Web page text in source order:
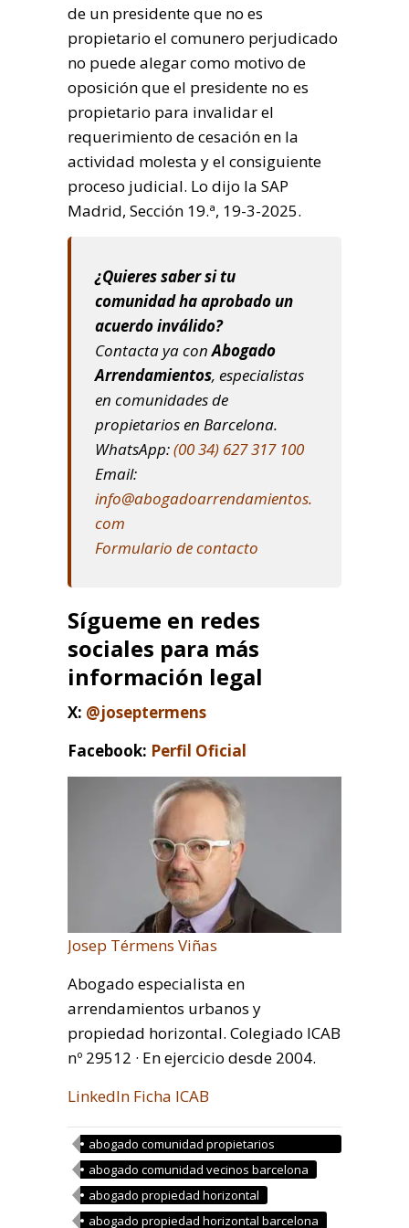
de un presidente que no es
propietario el comunero perjudicado
no puede alegar como motivo de
oposición que el presidente no es
propietario para invalidar el
requerimiento de cesación en la
actividad molesta y el consiguiente
proceso judicial. Lo dijo la SAP
Madrid, Sección 19.ª, 19-3-2025.
¿Quieres saber si tu
comunidad ha aprobado un
acuerdo inválido?
Contacta ya conAbogado
Arrendamientos, especialistas
en comunidades de
propietarios en Barcelona.
WhatsApp:(00 34) 627 317 100
Email:
info@abogadoarrendamientos.
com
Formulario de contacto
Sígueme en redes
sociales para más
información legal
X: @joseptermens
Facebook: Perfil Oficial
Josep Térmens Viñas
Abogado especialista en
arrendamientos urbanos y
propiedad horizontal. Colegiado ICAB
nº 29512 · En ejercicio desde 2004.
LinkedIn Ficha ICAB
abogado comunidad propietarios
barcelona
abogado comunidad vecinos barcelona
abogado propiedad horizontal
abogado propiedad horizontal barcelona